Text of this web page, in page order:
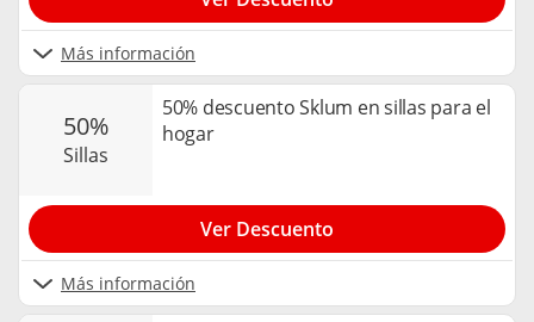
Más información
50%
sillas
50% descuento Sklum en sillas para el
hogar
Más información
Ver Descuento